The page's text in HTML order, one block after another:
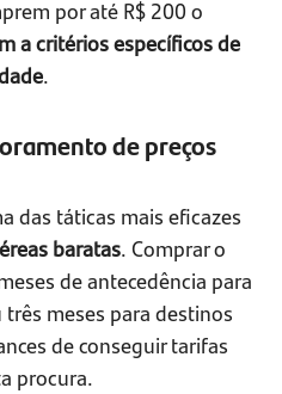
por até R$ 200 o
a critérios específicos de
.
de preços
das táticas mais eficazes
baratas. Comprar o
de antecedência para
meses para destinos
de conseguir tarifas
procura.